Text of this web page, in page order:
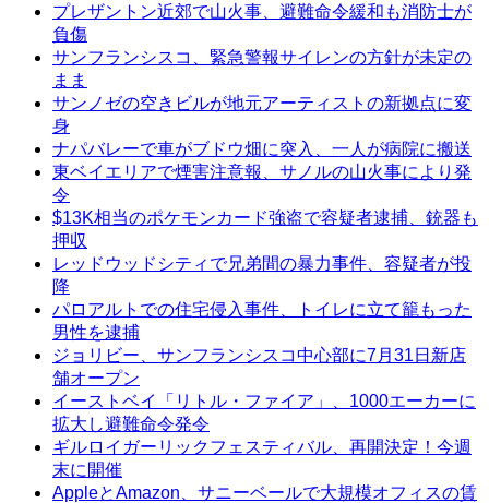
プレザントン近郊で山火事、避難命令緩和も消防士が
負傷
サンフランシスコ、緊急警報サイレンの方針が未定の
まま
サンノゼの空きビルが地元アーティストの新拠点に変
身
ナパバレーで車がブドウ畑に突入、一人が病院に搬送
東ベイエリアで煙害注意報、サノルの山火事により発
令
$13K相当のポケモンカード強盗で容疑者逮捕、銃器も
押収
レッドウッドシティで兄弟間の暴力事件、容疑者が投
降
パロアルトでの住宅侵入事件、トイレに立て籠もった
男性を逮捕
ジョリビー、サンフランシスコ中心部に7月31日新店
舗オープン
イーストベイ「リトル・ファイア」、1000エーカーに
拡大し避難命令発令
ギルロイガーリックフェスティバル、再開決定！今週
末に開催
AppleとAmazon、サニーベールで大規模オフィスの賃